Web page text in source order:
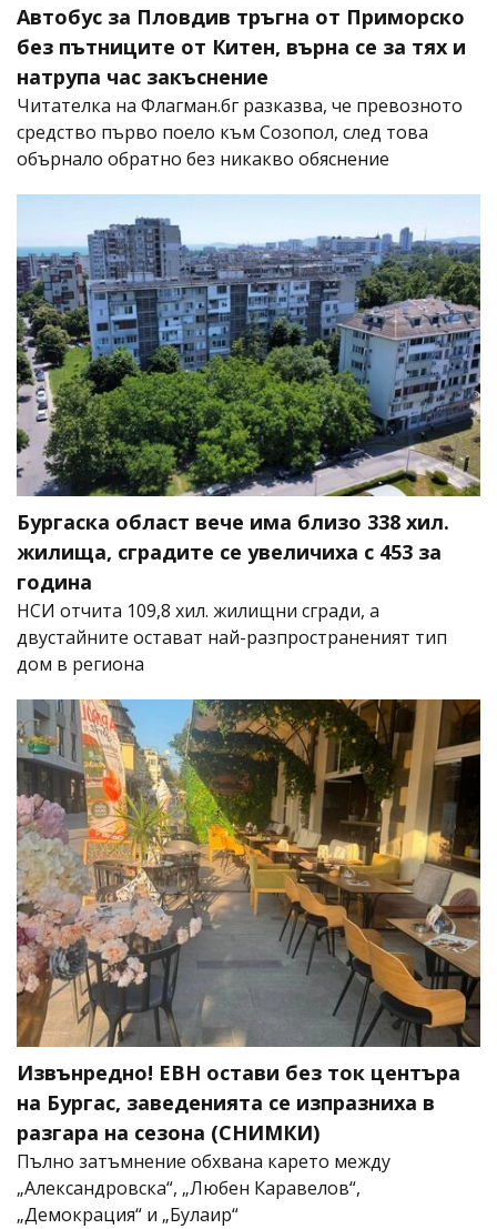
Автобус за Пловдив тръгна от Приморско
без пътниците от Китен, върна се за тях и
натрупа час закъснение
Читателка на Флагман.бг разказва, че превозното
средство първо поело към Созопол, след това
обърнало обратно без никакво обяснение
Бургаска област вече има близо 338 хил.
жилища, сградите се увеличиха с 453 за
година
НСИ отчита 109,8 хил. жилищни сгради, а
двустайните остават най-разпространеният тип
дом в региона
Извънредно! ЕВН остави без ток центъра
на Бургас, заведенията се изпразниха в
разгара на сезона (СНИМКИ)
Пълно затъмнение обхвана карето между
„Александровска“, „Любен Каравелов“,
„Демокрация“ и „Булаир“